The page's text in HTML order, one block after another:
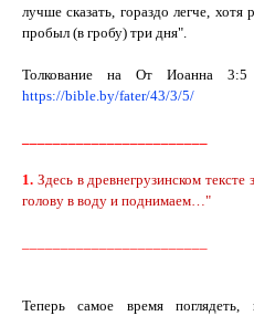
лучше сказать, гораздо легче, хотя
пробыл (в гробу) три дня".
Толкование на От Иоанна
https://bible.by/fater/43/3/5/
1. Здесь в древнегрузинском
голову в воду и поднимаем…"
Теперь самое время поглядеть,